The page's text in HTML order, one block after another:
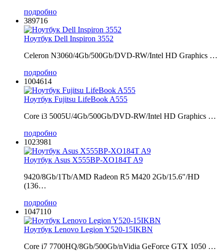
подробно
389716
Ноутбук Dell Inspiron 3552
Celeron N3060/4Gb/500Gb/DVD-RW/Intel HD Graphics …
подробно
1004614
Ноутбук Fujitsu LifeBook A555
Core i3 5005U/4Gb/500Gb/DVD-RW/Intel HD Graphics …
подробно
1023981
Ноутбук Asus X555BP-XO184T A9
9420/8Gb/1Tb/AMD Radeon R5 M420 2Gb/15.6"/HD
(136…
подробно
1047110
Ноутбук Lenovo Legion Y520-15IKBN
Core i7 7700HQ/8Gb/500Gb/nVidia GeForce GTX 1050 …